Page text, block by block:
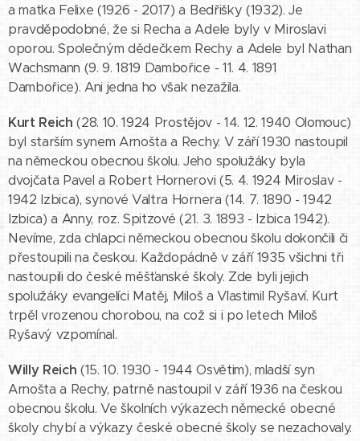
a matka Felixe (1926 - 2017) a Bedřišky (1932). Je
pravděpodobné, že si Recha a Adele byly v Miroslavi
oporou. Společným dědečkem Rechy a Adele byl Nathan
Wachsmann (9. 9. 1819 Dambořice - 11. 4. 1891
Dambořice). Ani jedna ho však nezažila.
Kurt Reich (28. 10. 1924 Prostějov - 14. 12. 1940 Olomouc)
byl starším synem Arnošta a Rechy. V září 1930 nastoupil
na německou obecnou školu. Jeho spolužáky byla
dvojčata Pavel a Robert Hornerovi (5. 4. 1924 Miroslav -
1942 Izbica), synové Valtra Hornera (14. 7. 1890 - 1942
Izbica) a Anny, roz. Spitzové (21. 3. 1893 - Izbica 1942).
Nevíme, zda chlapci německou obecnou školu dokončili či
přestoupili na českou. Každopádně v září 1935 všichni tři
nastoupili do české měšťanské školy. Zde byli jejich
spolužáky evangelíci Matěj, Miloš a Vlastimil Ryšaví. Kurt
trpěl vrozenou chorobou, na což si i po letech Miloš
Ryšavý vzpomínal.
Willy Reich (15. 10. 1930 - 1944 Osvětim), mladší syn
Arnošta a Rechy, patrně nastoupil v září 1936 na českou
obecnou školu. Ve školních výkazech německé obecné
školy chybí a výkazy české obecné školy se nezachovaly.